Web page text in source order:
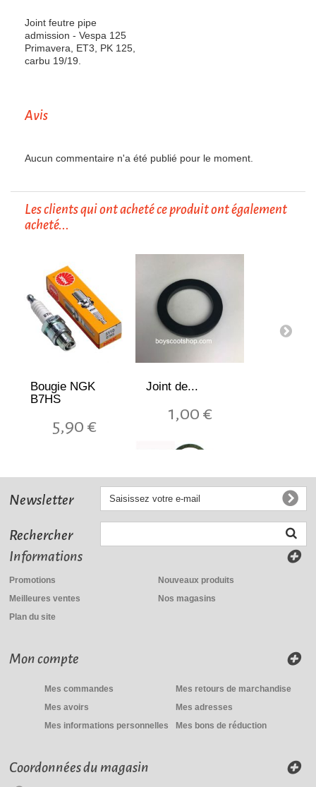
Joint feutre pipe
admission - Vespa 125
Primavera, ET3, PK 125,
carbu 19/19.
Avis
Aucun commentaire n'a été publié pour le moment.
Les clients qui ont acheté ce produit ont également
acheté...
Bougie NGK
B7HS
5,90 €
Joint de...
1,00 €
1,20 €
Newsletter
Rechercher
Informations
Promotions
Nouveaux produits
Meilleures ventes
Nos magasins
Plan du site
Mon compte
Mes commandes
Mes retours de marchandise
Mes avoirs
Mes adresses
Mes informations personnelles
Mes bons de réduction
Coordonnées du magasin